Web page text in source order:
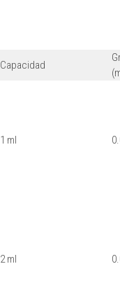
Capacidad
1 ml
2 ml